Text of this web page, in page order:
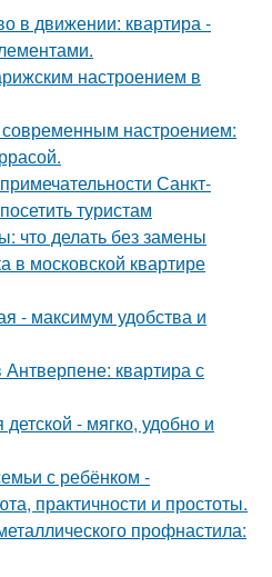
в движении: квартира -
настроением в
настроением:
Санкт-
туристам
что делать без замены
в московской квартире
- максимум удобства и
квартира с
- мягко, удобно и
с ребёнком -
практичности и простоты.
профнастила: